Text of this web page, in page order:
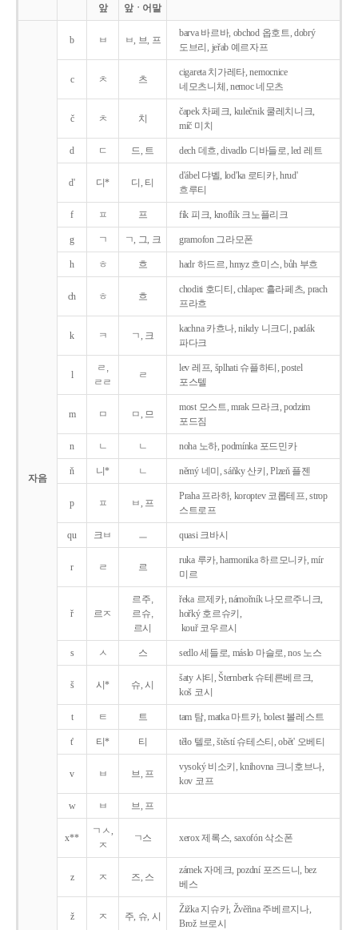
앞
앞ㆍ어말
자음
b ㅂ ㅂ, 브, 프
barva 바르바, obchod 옵호트, dobrý
도브리, jeřab 예르자프
c ㅊ 츠
cigareta 치가레타, nemocnice
네모츠니체, nemoc 네모츠
č ㅊ 치
čapek 차페크, kulečnik 쿨레치니크,
míč 미치
d ㄷ 드, 트 dech 데흐, divadlo 디바들로, led 레트
d' 디* 디, 티
d'ábel 댜벨, lod'ka 로티카, hrud'
흐루티
f ㅍ 프 fík 피크, knoflík 크노플리크
g ㄱ ㄱ, 그, 크 gramofon 그라모폰
h ㅎ 흐 hadr 하드르, hmyz 흐미스, bůh 부흐
ch ㅎ 흐
choditi 호디티, chlapec 흘라페츠, prach
프라흐
k ㅋ ㄱ, 크
kachna 카흐나, nikdy 니크디, padák
파다크
l
ㄹ,
ㄹㄹ
ㄹ
lev 레프, šplhati 슈플하티, postel
포스텔
m ㅁ ㅁ, 므
most 모스트, mrak 므라크, podzim
포드짐
n ㄴ ㄴ noha 노하, podmínka 포드민카
ň 니* ㄴ němý 네미, sáňky 산키, Plzeň 플젠
p ㅍ ㅂ, 프
Praha 프라하, koroptev 코롭테프, strop
스트로프
qu 크ㅂ ㅡ quasi 크바시
r ㄹ 르
ruka 루카, harmonika 하르모니카, mír
미르
ř 르ㅈ
르주,
르슈,
르시
řeka 르제카, námořník 나모르주니크,
hořký 호르슈키,
kouř 코우르시
s ㅅ 스 sedlo 세들로, máslo 마슬로, nos 노스
š 시* 슈, 시
šaty 샤티, Šternberk 슈테른베르크,
koš 코시
t ㅌ 트 tam 탐, matka 마트카, bolest 볼레스트
t' 티* 티 tělo 텔로, štěstí 슈테스티, obět' 오베티
v ㅂ 브, 프
vysoký 비소키, knihovna 크니호브나,
kov 코프
w ㅂ 브, 프
x**
ㄱㅅ,
ㅈ
ㄱ스 xerox 제록스, saxofón 삭소폰
z ㅈ 즈, 스
zámek 자메크, pozdní 포즈드니, bez
베스
ž ㅈ 주, 슈, 시
Žižka 지슈카, Žvěřina 주베르지나,
Brož 브로시